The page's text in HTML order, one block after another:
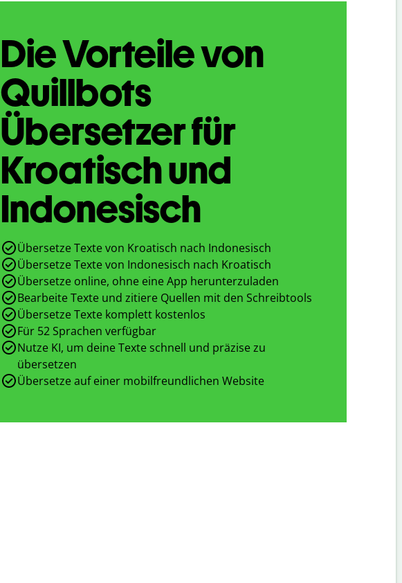
Die Vorteile von
Quillbots
Übersetzer für
Kroatisch und
Indonesisch
Übersetze Texte von Kroatisch nach Indonesisch
Übersetze Texte von Indonesisch nach Kroatisch
Übersetze online, ohne eine App herunterzuladen
Bearbeite Texte und zitiere Quellen mit den Schreibtools
Übersetze Texte komplett kostenlos
Für 52 Sprachen verfügbar
Nutze KI, um deine Texte schnell und präzise zu
übersetzen
Übersetze auf einer mobilfreundlichen Website